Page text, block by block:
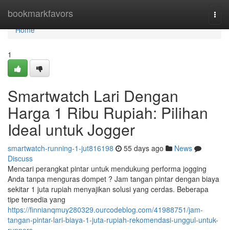
bookmarkfavors
Home
Home
1
Smartwatch Lari Dengan
Harga 1 Ribu Rupiah: Pilihan
Ideal untuk Jogger
smartwatch-running-1-jut816198 55 days ago
News
Discuss
Mencari perangkat pintar untuk mendukung performa jogging
Anda tanpa menguras dompet ? Jam tangan pintar dengan biaya
sekitar 1 juta rupiah menyajikan solusi yang cerdas. Beberapa
tipe tersedia yang
https://finnianqmuy280329.ourcodeblog.com/41988751/jam-
tangan-pintar-lari-biaya-1-juta-rupiah-rekomendasi-unggul-untuk-